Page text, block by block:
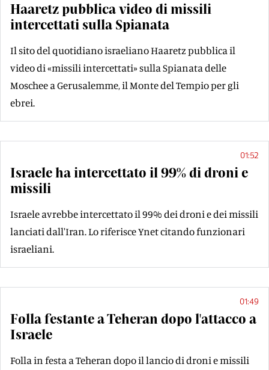
Haaretz pubblica video di missili
intercettati sulla Spianata
Il sito del quotidiano israeliano Haaretz pubblica il
video di «missili intercettati» sulla Spianata delle
Moschee a Gerusalemme, il Monte del Tempio per gli
ebrei.
01:52
Israele ha intercettato il 99% di droni e
missili
Israele avrebbe intercettato il 99% dei droni e dei missili
lanciati dall'Iran. Lo riferisce Ynet citando funzionari
israeliani.
01:49
Folla festante a Teheran dopo l'attacco a
Israele
Folla in festa a Teheran dopo il lancio di droni e missili